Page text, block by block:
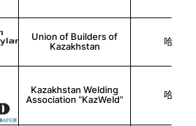
Union of Builders of
Kazakhstan
哈萨克
Kazakhstan Welding
Association “KazWeld”
哈萨克